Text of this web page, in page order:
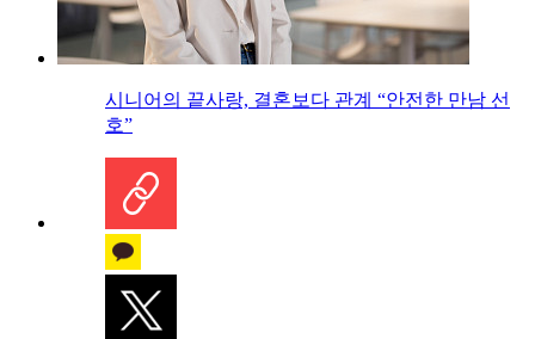
시니어의 끝사랑, 결혼보다 관계 “안전한 만남 선
호”